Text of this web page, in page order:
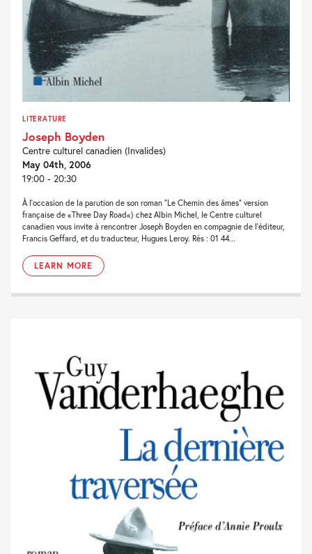
LITERATURE
Joseph Boyden
Centre culturel canadien (Invalides)
May 04th, 2006
19:00 - 20:30
À l’occasion de la parution de son roman “Le Chemin des âmes” version
française de «Three Day Road«) chez Albin Michel, le Centre culturel
canadien vous invite à rencontrer Joseph Boyden en compagnie de l’éditeur,
Francis Geffard, et du traducteur, Hugues Leroy. Rés : 01 44...
LEARN MORE